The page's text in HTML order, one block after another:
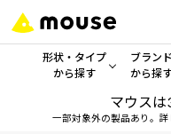
形状・タイプ
から探す
形状・タイプから探
ブランド
から探
mouse
マウスは
一部対象外の製品あり。